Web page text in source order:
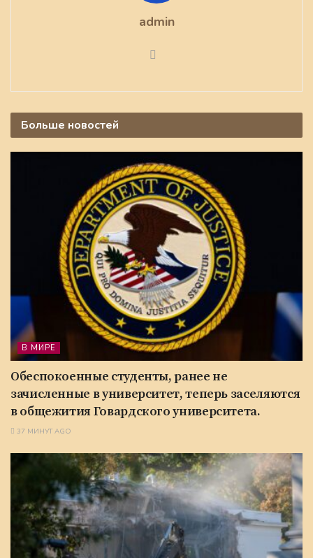
admin
Больше новостей
В МИРЕ
Обеспокоенные студенты, ранее не
зачисленные в университет, теперь заселяются
в общежития Говардского университета.
37 МИНУТ AGO